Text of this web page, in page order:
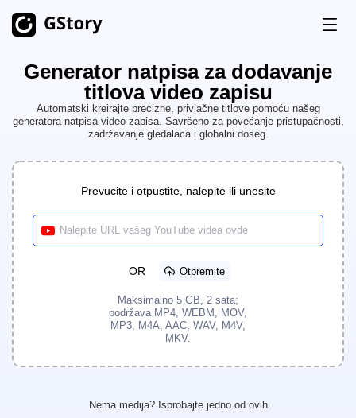
Производ
AI генерисање
AI генератор слика Неограничено
АИ слика у видео
АИ видео генератор Неограничено
Алати за видео записе
Видео преводилац
AI креатор клипова
Уклањање позадине са видео записа
Уклањање воденог жига са видео записа
Алати за фотографије
Цене
Бесплатни кредити
Историја
Generator natpisa za dodavanje
titlova video zapisu
Automatski kreirajte precizne, privlačne titlove pomoću našeg
generatora natpisa video zapisa. Savršeno za povećanje pristupačnosti,
zadržavanje gledalaca i globalni doseg.
Prevucite i otpustite, nalepite ili unesite
OR Otpremite
Maksimalno 5 GB, 2 sata;
podržava MP4, WEBM, MOV,
MP3, M4A, AAC, WAV, M4V,
MKV.
Nema medija? Isprobajte jedno od ovih